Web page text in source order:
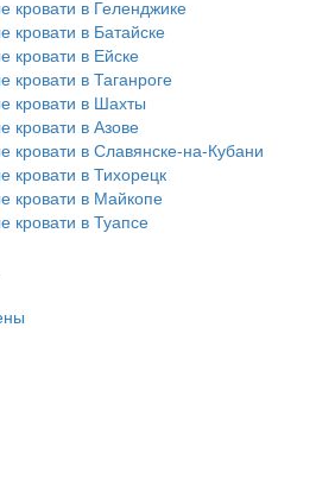
кровати в Геленджике
кровати в Батайске
кровати в Ейске
кровати в Таганроге
кровати в Шахты
кровати в Азове
кровати в Славянске-на-Кубани
кровати в Тихорецк
кровати в Майкопе
кровати в Туапсе